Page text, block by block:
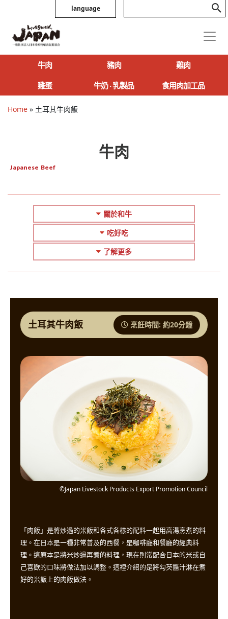
language
牛肉 豬肉
雞肉
雞蛋
牛奶 ‧ 乳製品 食用肉加工品
Home » 土耳其牛肉飯
牛肉
Japanese Beef
關於和牛
吃好吃
了解更多
土耳其牛肉飯 烹飪時間: 約20分鐘
©Japan Livestock Products Export Promotion Council
「肉飯」是將炒過的米飯和各式各樣的配料一起用高湯烹煮的料
理。在日本是一種非常普及的西餐，是咖啡廳和餐廳的經典料
理。這原本是將米炒過再煮的料理，現在則常配合日本的米或自
己喜歡的口味將做法加以調整。這裡介紹的是將勾芡醬汁淋在煮
好的米飯上的肉飯做法。